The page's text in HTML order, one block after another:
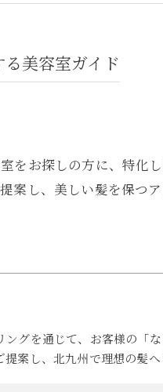
美容室ガイド
をお探しの方に、特化
案し、美しい髪を保つ
グを通じて、お客様の「
案し、北九州で理想の髪へ